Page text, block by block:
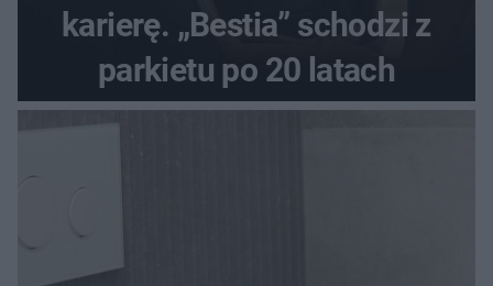
karierę. „Bestia” schodzi z
parkietu po 20 latach